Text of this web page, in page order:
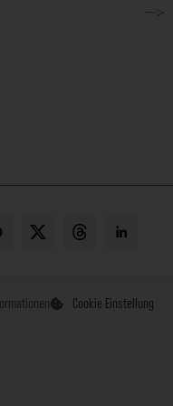
Cookie Einstellung